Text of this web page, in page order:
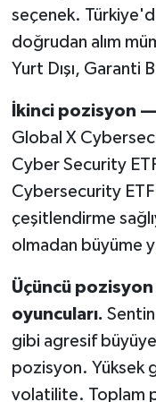
seçenek.
doğrudan alım
Yurt Dışı, Garanti
İkinci pozisyon
Global X
Cyber Security
Cybersecurity
çeşitlendirme
olmadan büyüme
Üçüncü
oyuncuları.
gibi agresif
pozisyon. Yüksek
volatilite. Toplam